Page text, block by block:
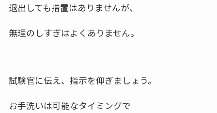
退出しても措置はありませんが、
無理のしすぎはよくありません。
試験官に伝え、指示を仰ぎましょう。
お手洗いは可能なタイミングで